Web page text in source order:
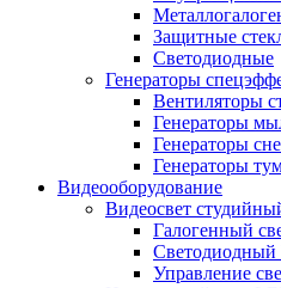
Защитные
Светодиодные
Генераторы
Вентиляторы
Генераторы
Генераторы
Генераторы
Видеооборудование
Видеосвет
Галогенный
Светодиодный
Управление